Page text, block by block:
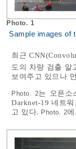
Photo. 1
Sample images of
최근
도의 차량 검출 알
보여주고 있으나
Photo. 2는 오픈소
Darknet-19 네트
고 있다. Photo. 2